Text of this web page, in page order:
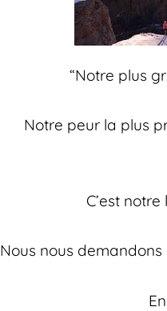
“Notre plus
Notre peur la plus
C’est
Nous nous